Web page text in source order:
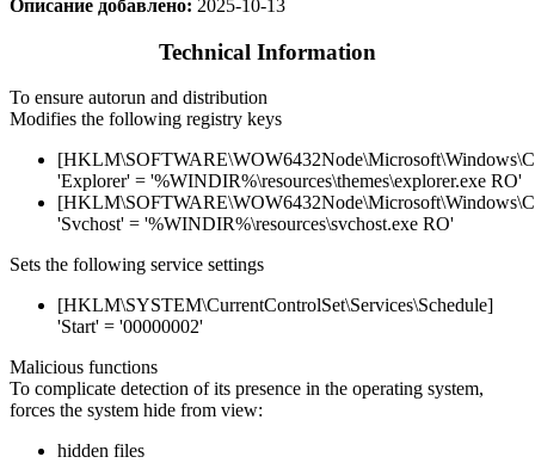
Описание добавлено: 2025-10-13
Technical Information
To ensure autorun and distribution
Modifies the following registry keys
'Explorer' = '%WINDIR%\resources\themes\explorer.exe RO'
'Svchost' = '%WINDIR%\resources\svchost.exe RO'
Sets the following service settings
[HKLM\SYSTEM\CurrentControlSet\Services\Schedule]
'Start' = '00000002'
Malicious functions
To complicate detection of its presence in the operating system,
forces the system hide from view:
hidden files